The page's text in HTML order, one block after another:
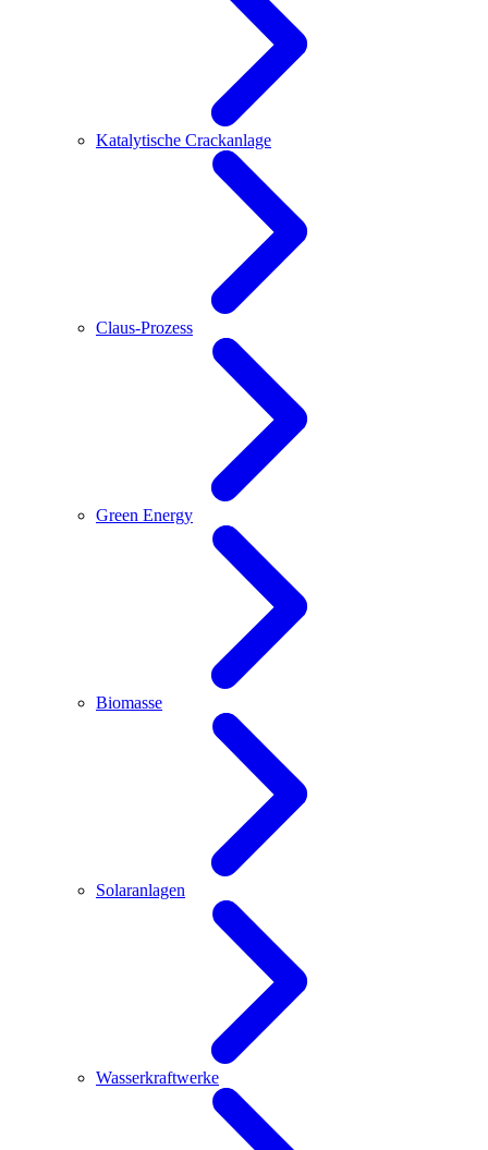
Katalytische Crackanlage
Claus-Prozess
Green Energy
Biomasse
Solaranlagen
Wasserkraftwerke